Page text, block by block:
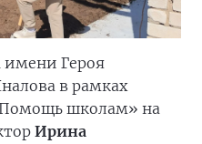
Героя
в рамках
школам» на
Ирина